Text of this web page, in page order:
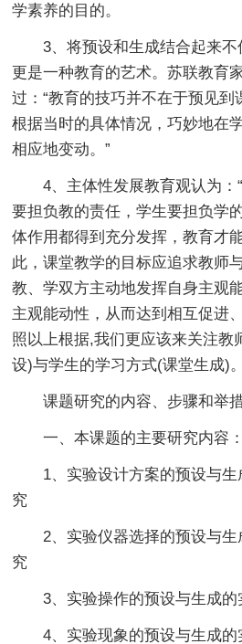
学素养的目的。
3、将预设和生成结合起来不
更是一种教育的艺术。苏联教育
过：“教育的技巧并不在于预见
根据当时的具体情况，巧妙地在
相应地变动。”
4、主体性发展教育观认为：“
要担负教的责任，学生要担负学
体作用都得到充分发挥，教育才
此，课堂教学的目标应追求教师
教、学双方主动地发挥自身主观
主观能动性，从而达到相互促进
照以上根据,我们更应该来关注教
设)与学生的学习方式(课堂生成)。
课题研究的内容、步骤和举
一、本课题的主要研究内容：
1、实验设计方案的预设与生
究
2、实验仪器选择的预设与生
究
3、实验操作的预设与生成的
4、实验现象的预设与生成的